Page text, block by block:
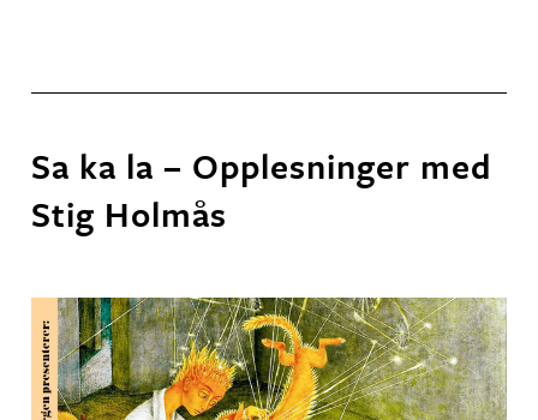
Sa ka la – Opplesninger med
Stig Holmås